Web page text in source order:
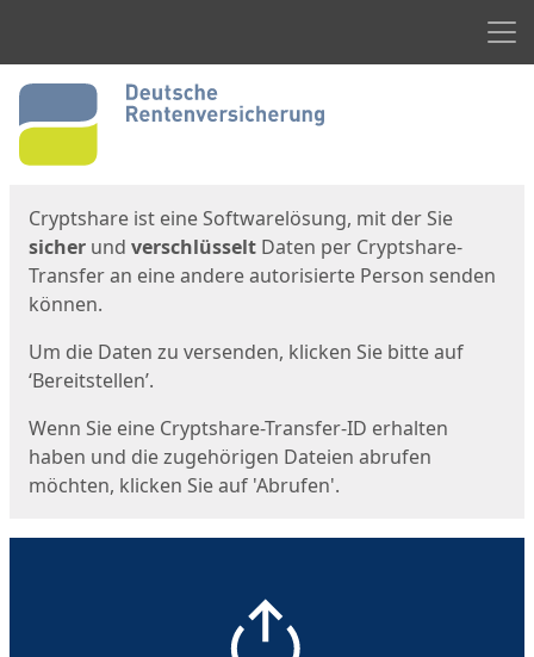
Start
Cryptshare ist eine Softwarelösung, mit der Sie
sicher und verschlüsselt Daten per Cryptshare-
Transfer an eine andere autorisierte Person senden
können.
Um die Daten zu versenden, klicken Sie bitte auf
‘Bereitstellen’.
Wenn Sie eine Cryptshare-Transfer-ID erhalten
haben und die zugehörigen Dateien abrufen
möchten, klicken Sie auf 'Abrufen'.